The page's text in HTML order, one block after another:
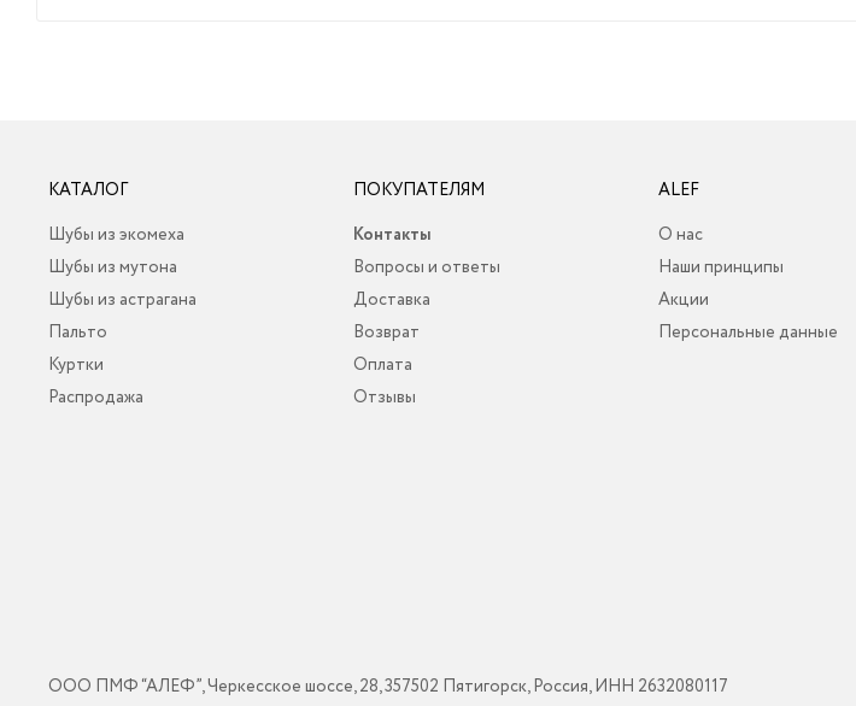
КАТАЛОГ
Шубы из экомеха
Шубы из мутона
Шубы из астрагана
Пальто
Куртки
Распродажа
ПОКУПАТЕЛЯМ
Контакты
Вопросы и ответы
Доставка
Возврат
Оплата
Отзывы
ALEF
О нас
Наши принципы
Акции
Персональные данные
ООО ПМФ “АЛЕФ”, Черкесское шоссе, 28, 357502 Пятигорск, Россия, ИНН 2632080117